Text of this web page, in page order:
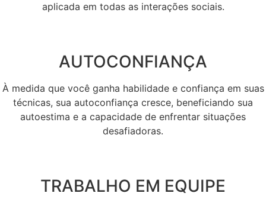
aplicada em todas as interações sociais.
AUTOCONFIANÇA
À medida que você ganha habilidade e confiança em suas
técnicas, sua autoconfiança cresce, beneficiando sua
autoestima e a capacidade de enfrentar situações
desafiadoras.
TRABALHO EM EQUIPE